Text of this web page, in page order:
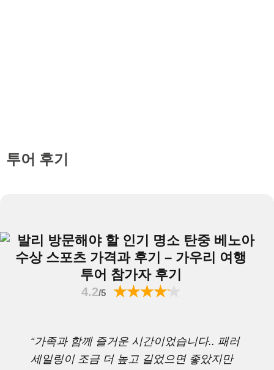
투어 후기
투어 참가자 후기
4.2/5
“가족과 함께 즐거운 시간이었습니다.. 패러
세일링이 조금 더 높고 길었으면 좋았지만